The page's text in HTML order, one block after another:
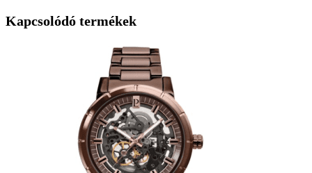
Kapcsolódó termékek